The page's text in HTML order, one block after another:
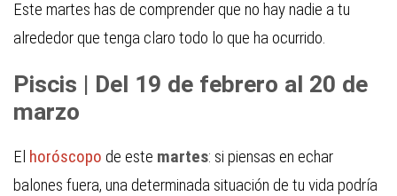
Este martes has de comprender que no hay nadie a tu
alrededor que tenga claro todo lo que ha ocurrido.
Piscis | Del 19 de febrero al 20 de
marzo
El horóscopo de este martes: si piensas en echar
balones fuera, una determinada situación de tu vida podría